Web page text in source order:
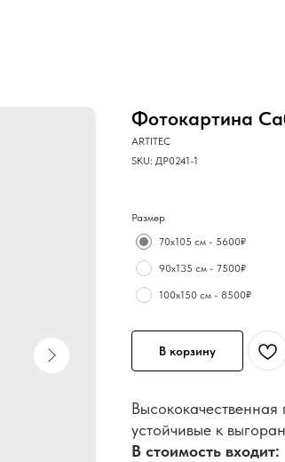
Фотокартина
ARTITEC
SKU: ДР0241-1
Размер
70х105 см - 5600₽
90х135 см - 7500₽
100х150 см - 8500₽
В корзину
Высококачественная
устойчивые к
В стоимость входит: